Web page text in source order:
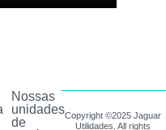
Nossas
unidades
de
Copyright ©2025 Jaguar
Utilidades, All rights